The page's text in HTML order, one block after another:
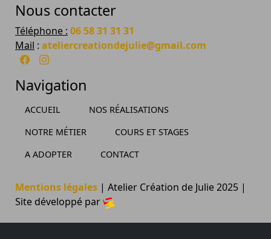
Nous contacter
Téléphone : 06 58 31 31 31
Mail : ateliercreationdejulie@gmail.com
Navigation
ACCUEIL
NOS RÉALISATIONS
NOTRE MÉTIER
COURS ET STAGES
A ADOPTER
CONTACT
Mentions légales | Atelier Création de Julie 2025 |
Site développé par